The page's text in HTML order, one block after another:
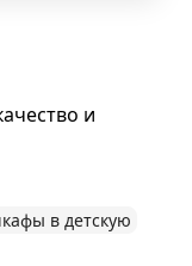
и
в детскую